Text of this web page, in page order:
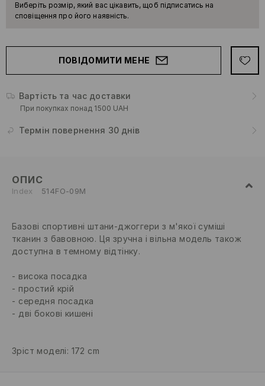
Виберіть розмір, який вас цікавить, щоб підписатись на
сповіщення про його наявність.
ПОВІДОМИТИ МЕНЕ
Вартість та час доставки
При покупках понад 1500 UAH
Термін повернення 30 днів
ОПИС
Index 514FO-09M
Базові спортивні штани-джоггери з м'якої суміші
тканин з бавовною. Ця зручна і вільна модель також
доступна в темному відтінку.
висока посадка
простий крій
середня посадка
дві бокові кишені
Зріст моделі: 172 cm